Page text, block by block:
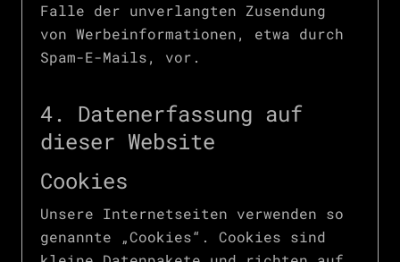
Falle der unverlangten Zusendung
von Werbeinformationen, etwa durch
Spam-E-Mails, vor.
4. Datenerfassung auf
dieser Website
Cookies
Unsere Internetseiten verwenden so
genannte „Cookies“. Cookies sind